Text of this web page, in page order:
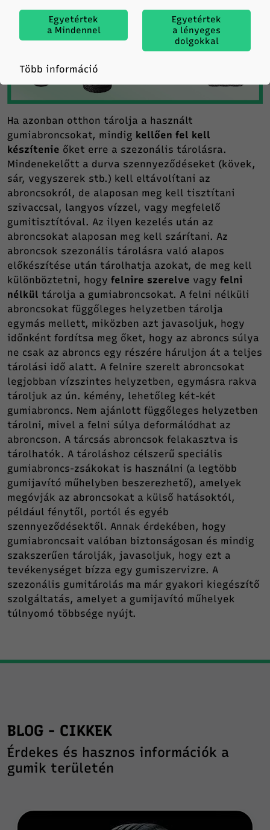
Ha azonban otthon tárolja a használt
gumiabroncsokat, mindig kellően fel kell
készítenie őket erre a szezonális tárolásra.
Mindenekelőtt a durva szennyeződéseket (kövek,
sár, vegyszerek stb.) kell eltávolítani az
abroncsokról, de alaposan meg kell tisztítani
szivaccsal, langyos vízzel, vagy megfelelő
gumitisztítóval. Az ilyen kezelés után az
abroncsokat alaposan meg kell szárítani. Az
abroncsok szezonális tárolásra való alapos
előkészítése után tárolhatja azokat, de meg kell
különböztetni, hogy felnire szerelve vagy felni
nélkül tárolja a gumiabroncsokat. A felni nélküli
abroncsokat függőleges helyzetben tárolja
egymás mellett, miközben azt javasoljuk, hogy
időnként fordítsa meg őket, hogy az abroncs súlya
ne csak az abroncs egy részére háruljon át a teljes
tárolási idő alatt. A felnire szerelt abroncsokat
legjobban vízszintes helyzetben, egymásra rakva
tároljuk az ún. kémény, lehetőleg két-két
gumiabroncs. Nem ajánlott függőleges helyzetben
tárolni, mivel a felni súlya deformálódhat az
abroncson. A tárcsás abroncsok felakasztva is
tárolhatók. A tároláshoz célszerű speciális
gumiabroncs-zsákokat is használni (a legtöbb
gumijavító műhelyben beszerezhető), amelyek
megóvják az abroncsokat a külső hatásoktól,
például fénytől, portól és egyéb
szennyeződésektől. Annak érdekében, hogy
gumiabroncsait valóban biztonságosan és mindig
szakszerűen tárolják, javasoljuk, hogy ezt a
tevékenységet bízza egy gumiszervizre. A
szezonális gumitárolás ma már gyakori kiegészítő
szolgáltatás, amelyet a gumijavító műhelyek
túlnyomó többsége nyújt.
BLOG - CIKKEK
Érdekes és hasznos információk a
gumik területén
Egyetértek
a Mindennel
Egyetértek
a lényeges
dolgokkal
Több információ